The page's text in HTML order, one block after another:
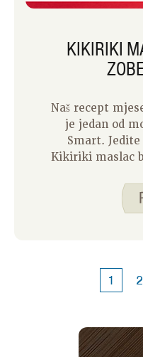
KIKIRIKI
Naš recept
je jedan od
Smart.
Kikiriki maslac
kikirikija,
šećera, vaniliju,
ugrizi bili su
domu kada su
1 2